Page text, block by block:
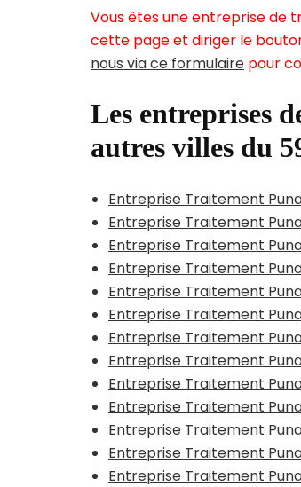
Vous êtes une entreprise de
cette page et diriger le
nous via ce formulaire pour
Les entreprises
autres villes du
Entreprise Traitement
Entreprise Traitement
Entreprise Traitement
Entreprise Traitement
Entreprise Traitement
Entreprise Traitement
Entreprise Traitement
Entreprise Traitement
Entreprise Traitement
Entreprise Traitement
Entreprise Traitement
Entreprise Traitement
Entreprise Traitement